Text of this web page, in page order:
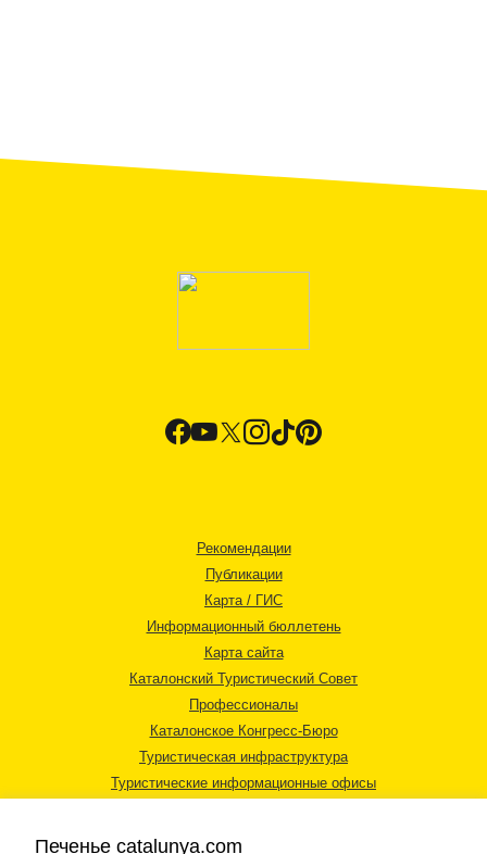
Рекомендации
Публикации
Карта / ГИС
Информационный бюллетень
Карта сайта
Каталонский Туристический Совет
Профессионалы
Каталонское Конгресс-Бюро
Туристическая инфраструктура
Туристические информационные офисы
Печенье catalunya.com